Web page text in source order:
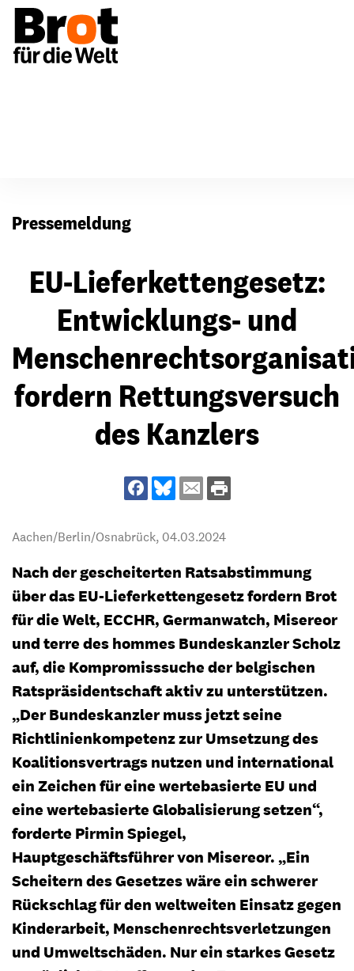
Pressemeldung
EU-Lieferkettengesetz:
Entwicklungs- und
fordern Rettungsversuch
des Kanzlers
Aachen/Berlin/Osnabrück, 04.03.2024
Nach der gescheiterten Ratsabstimmung
über das EU-Lieferkettengesetz fordern Brot
für die Welt, ECCHR, Germanwatch, Misereor
und terre des hommes Bundeskanzler Scholz
auf, die Kompromisssuche der belgischen
Ratspräsidentschaft aktiv zu unterstützen.
„Der Bundeskanzler muss jetzt seine
Richtlinienkompetenz zur Umsetzung des
Koalitionsvertrags nutzen und international
ein Zeichen für eine wertebasierte EU und
eine wertebasierte Globalisierung setzen“,
forderte Pirmin Spiegel,
Hauptgeschäftsführer von Misereor. „Ein
Scheitern des Gesetzes wäre ein schwerer
Rückschlag für den weltweiten Einsatz gegen
Kinderarbeit, Menschenrechtsverletzungen
und Umweltschäden. Nur ein starkes Gesetz